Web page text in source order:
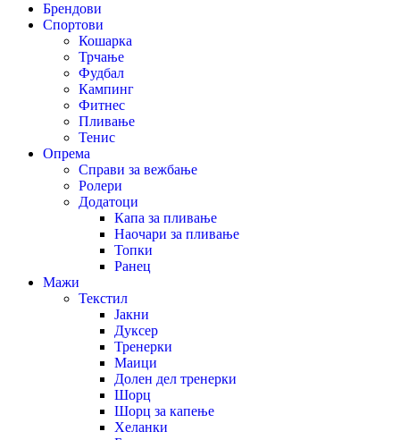
Брендови
Спортови
Кошарка
Трчање
Фудбал
Кампинг
Фитнес
Пливање
Тенис
Опрема
Справи за вежбање
Ролери
Додатоци
Капа за пливање
Наочари за пливање
Топки
Ранец
Мажи
Текстил
Јакни
Дуксер
Тренерки
Маици
Долен дел тренерки
Шорц
Шорц за капење
Хеланки